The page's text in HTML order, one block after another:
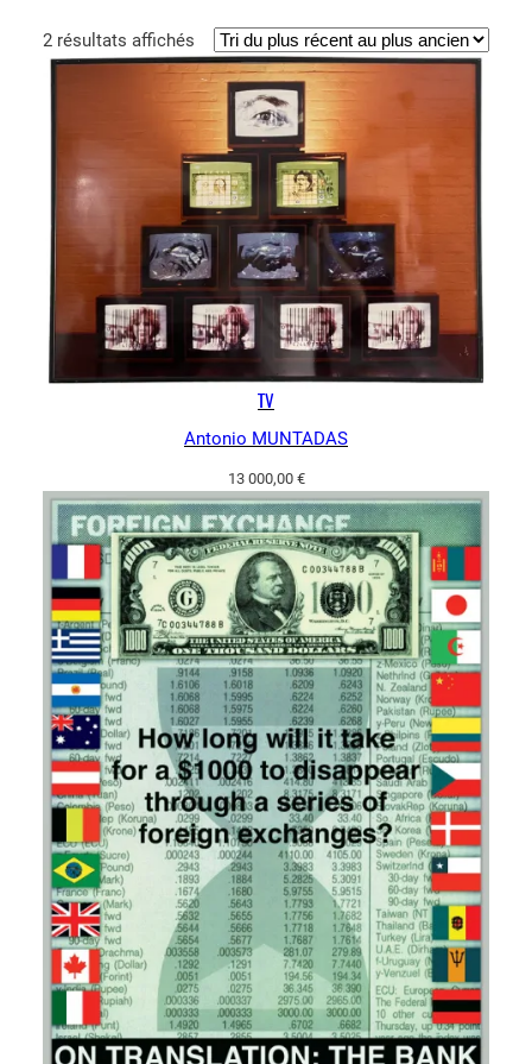
2 résultats affichés Trié
du
plus
récent
au
plus
ancien
TV
Antonio MUNTADAS
13 000,00 €